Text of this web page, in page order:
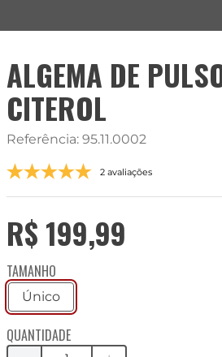
ALGEMA DE
CITEROL
Referência: 95.11.0002
2 avaliações
R$ 199,99
TAMANHO
Único
QUANTIDADE